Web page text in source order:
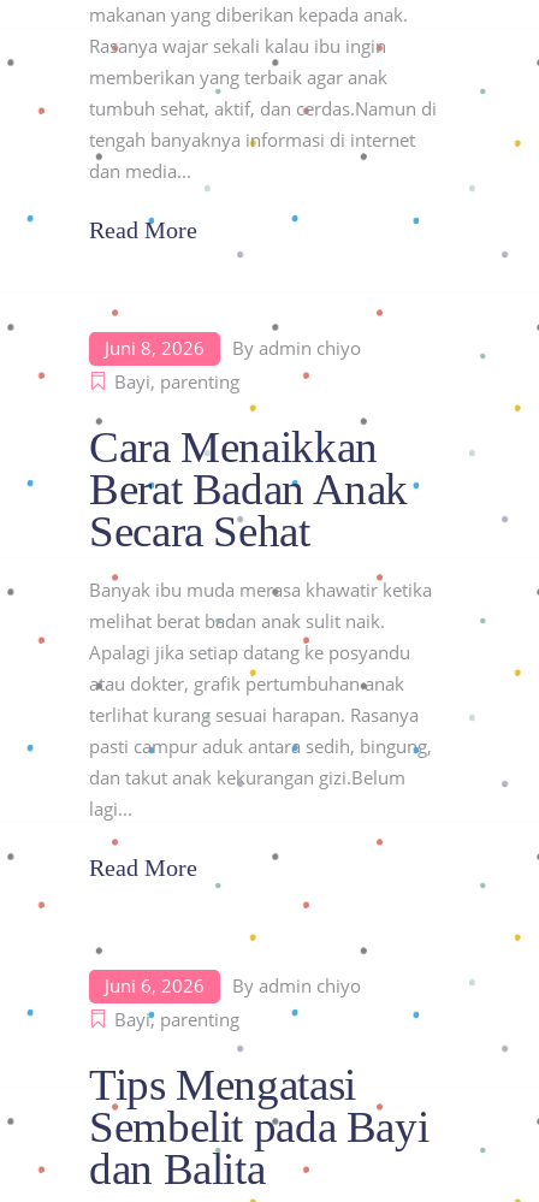
makanan yang diberikan kepada anak.
Rasanya wajar sekali kalau ibu ingin
memberikan yang terbaik agar anak
tumbuh sehat, aktif, dan cerdas.Namun di
tengah banyaknya informasi di internet
dan media
Read More
Juni 8, 2026 By admin chiyo
Bayi, parenting
Cara Menaikkan
Berat Badan Anak
Secara Sehat
Banyak ibu muda merasa khawatir ketika
melihat berat badan anak sulit naik.
Apalagi jika setiap datang ke posyandu
atau dokter, grafik pertumbuhan anak
terlihat kurang sesuai harapan. Rasanya
pasti campur aduk antara sedih, bingung,
dan takut anak kekurangan gizi.Belum
lagi
Read More
Juni 6, 2026 By admin chiyo
Bayi, parenting
Tips Mengatasi
Sembelit pada Bayi
dan Balita